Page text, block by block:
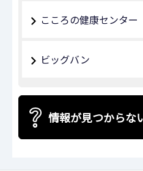
こころの健康センター
ビッグバン
情報が見つからな